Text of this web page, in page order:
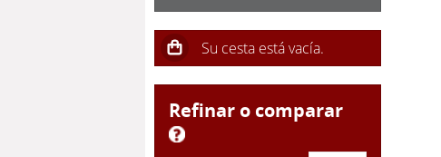
refinar o comparar